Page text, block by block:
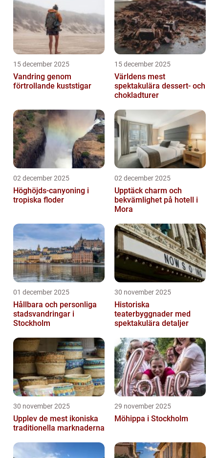
15 december 2025
Vandring genom
förtrollande kuststigar
15 december 2025
Världens mest
spektakulära dessert- och
chokladturer
02 december 2025
Höghöjds-canyoning i
tropiska floder
02 december 2025
Upptäck charm och
bekvämlighet på hotell i
Mora
01 december 2025
Hållbara och personliga
stadsvandringar i
Stockholm
30 november 2025
Historiska
teaterbyggnader med
spektakulära detaljer
30 november 2025
Upplev de mest ikoniska
traditionella marknaderna
29 november 2025
Möhippa i Stockholm